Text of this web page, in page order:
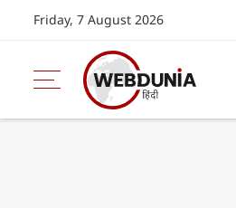
Friday, 7 August 2026